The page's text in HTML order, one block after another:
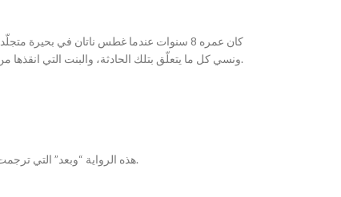
ونسي كل ما يتعلّق بتلك الحادثة، والبنت التي انقذها من الموت صارت زوجته التي أحبّها بشغف، ورغم أنها تركته، لا يزال يشتاق إليها كثيراً.
هذه الرواية “وبعد” التي ترجمت إلى أكثر من 20 لغة وتحولت إلى فيلم، تعتبر من أجمل ما كتب ميسّو، إنها رواية عن الحب والعلاقات الإنسانية، والخوف من الموت، والحيرة أمام ما لا نستطيع تفسيره.